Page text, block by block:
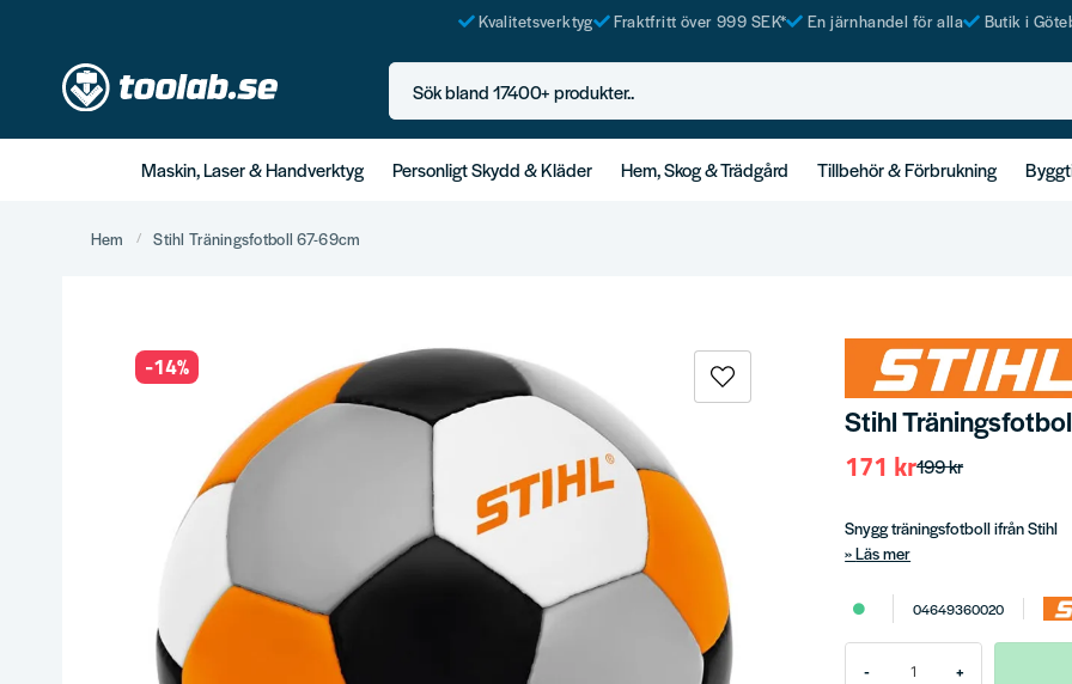
Kvalitetsverktyg Fraktfritt över 999 SEK* En järnhandel för alla Butik i
Sök bland 17400+ produkter..
Maskin, Laser & Handverktyg Personligt Skydd & Kläder Hem, Skog & Trädgård Tillbehör & Förbrukning
Hem Stihl Träningsfotboll 67-69cm
-14%
Stihl
199 kr
171 kr
Snygg träningsfotboll ifrån Stihl
Läs mer
04649360020
- +